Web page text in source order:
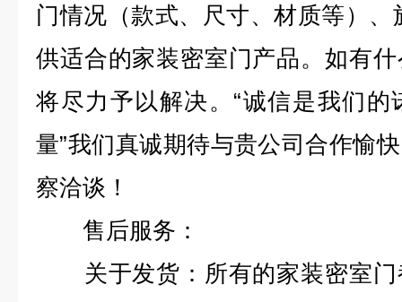
门情况（款式、尺寸、材质等）
供适合的家装密室门产品。如有
将尽力予以解决。“诚信是我们
量”我们真诚期待与贵公司合作愉
察洽谈！
售后服务：
关于发货：所有的家装密室门